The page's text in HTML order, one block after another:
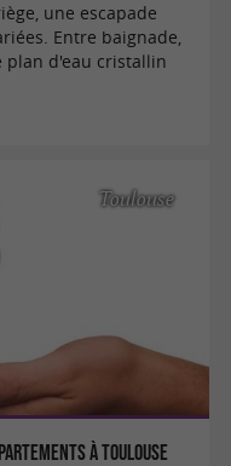
une escapade
Entre baignade,
plan d'eau cristallin
à Toulouse
Toulouse